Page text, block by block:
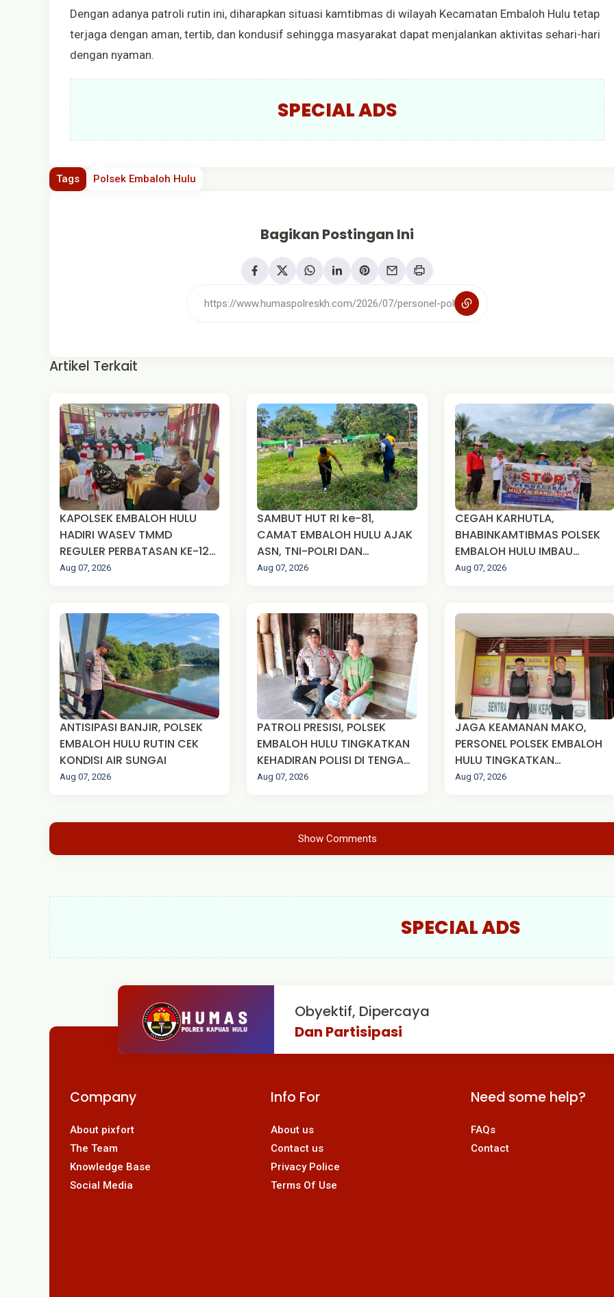
Dengan adanya patroli rutin ini, diharapkan situasi kamtibmas di wilayah Kecamatan Embaloh Hulu tetap
terjaga dengan aman, tertib, dan kondusif sehingga masyarakat dapat menjalankan aktivitas sehari-hari
dengan nyaman.
SPECIAL ADS
Tags Polsek Embaloh Hulu
Bagikan Postingan Ini
Artikel Terkait
KAPOLSEK EMBALOH HULU
HADIRI WASEV TMMD
REGULER PERBATASAN KE-129
TA 2026 DI DESA SUNGAI
Aug 07, 2026
SAMBUT HUT RI ke-81,
CAMAT EMBALOH HULU AJAK
ASN, TNI-POLRI DAN
MASYARAKAT GOTONG
Aug 07, 2026
CEGAH KARHUTLA,
BHABINKAMTIBMAS POLSEK
EMBALOH HULU IMBAU
WARGA TIDAK MEMBAKAR
Aug 07, 2026
ANTISIPASI BANJIR, POLSEK
EMBALOH HULU RUTIN CEK
KONDISI AIR SUNGAI
Aug 07, 2026
PATROLI PRESISI, POLSEK
EMBALOH HULU TINGKATKAN
KEHADIRAN POLISI DI TENGAH
MASYARAKAT
Aug 07, 2026
JAGA KEAMANAN MAKO,
PERSONEL POLSEK EMBALOH
HULU TINGKATKAN
KEWASPADAAN MELALUI
Aug 07, 2026
Show Comments
SPECIAL ADS
Obyektif, Dipercaya
Dan Partisipasi
Company
About pixfort
The Team
Knowledge Base
Social Media
Info For
About us
Contact us
Privacy Police
Terms Of Use
Need some help?
FAQs
Contact